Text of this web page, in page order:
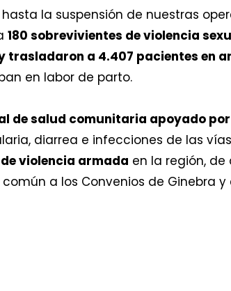
hasta la suspensión de nuestras
180 sobrevivientes de violencia
trasladaron a 4.407 pacientes en
en labor de parto.
de salud comunitaria apoyado
diarrea e infecciones de las
violencia armada en la región,
a los Convenios de Ginebra